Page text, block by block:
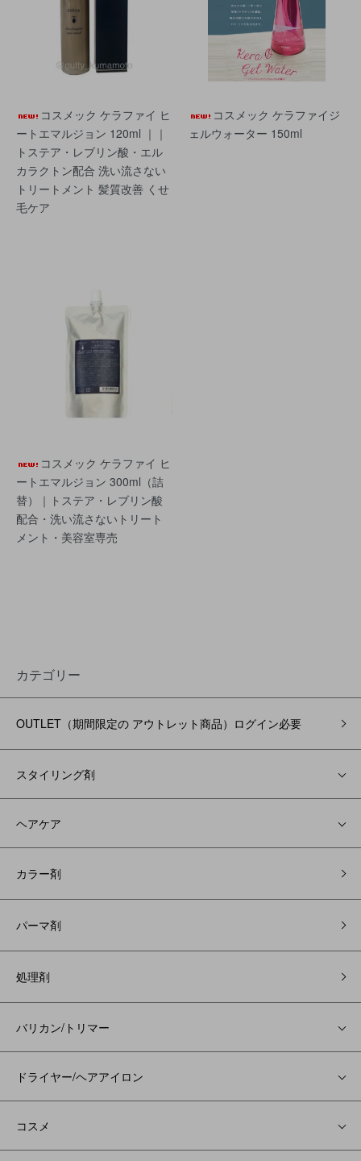
コスメック ケラファイ ヒ
ートエマルジョン 120ml ｜｜
トステア・レブリン酸・エル
カラクトン配合 洗い流さない
トリートメント 髪質改善 くせ
毛ケア
コスメック ケラファイジ
ェルウォーター 150ml
コスメック ケラファイ ヒ
ートエマルジョン 300ml（詰
替）｜トステア・レブリン酸
配合・洗い流さないトリート
メント・美容室専売
カテゴリー
OUTLET（期間限定の アウトレット商品）ログイン必要
スタイリング剤
ヘアケア
カラー剤
パーマ剤
処理剤
バリカン/トリマー
ドライヤー/ヘアアイロン
コスメ